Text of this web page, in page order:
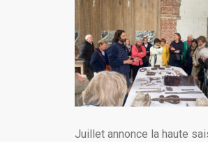
Juillet annonce la haute